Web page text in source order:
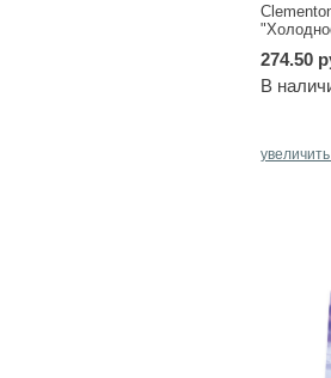
274.50
В